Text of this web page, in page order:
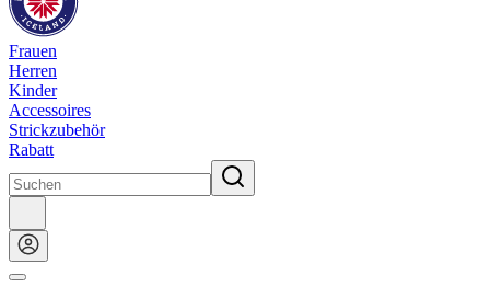
Frauen
Herren
Kinder
Accessoires
Strickzubehör
Rabatt